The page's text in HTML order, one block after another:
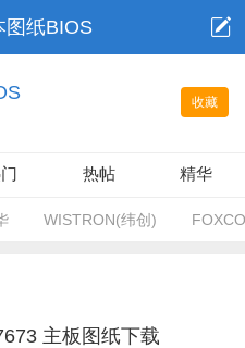
图纸BIOS
收藏
热帖 精华
WISTRON(纬创)
主板图纸下载